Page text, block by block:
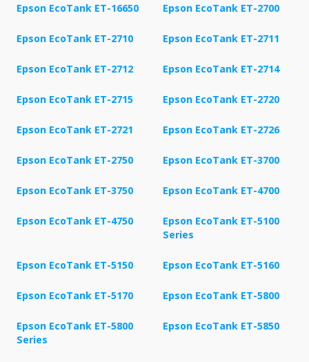
Epson EcoTank ET-16650 Epson EcoTank ET-2700
Epson EcoTank ET-2710 Epson EcoTank ET-2711
Epson EcoTank ET-2712 Epson EcoTank ET-2714
Epson EcoTank ET-2715 Epson EcoTank ET-2720
Epson EcoTank ET-2721 Epson EcoTank ET-2726
Epson EcoTank ET-2750 Epson EcoTank ET-3700
Epson EcoTank ET-3750 Epson EcoTank ET-4700
Epson EcoTank ET-4750
Epson EcoTank ET-5100
Series
Epson EcoTank ET-5150 Epson EcoTank ET-5160
Epson EcoTank ET-5170 Epson EcoTank ET-5800
Epson EcoTank ET-5800
Series
Epson EcoTank ET-5850